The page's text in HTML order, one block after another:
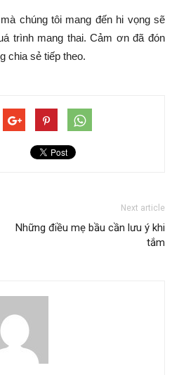
chúng tôi mang đến hi vọng sẽ
trình mang thai. Cảm ơn đã đón
chia sẻ tiếp theo.
Next article
Những điều mẹ bầu cần lưu ý khi
tắm